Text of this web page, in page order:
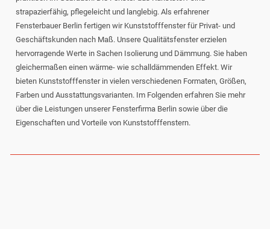
strapazierfähig, pflegeleicht und langlebig. Als erfahrener
Fensterbauer Berlin fertigen wir Kunststofffenster für Privat- und
Geschäftskunden nach Maß. Unsere Qualitätsfenster erzielen
hervorragende Werte in Sachen Isolierung und Dämmung. Sie haben
gleichermaßen einen wärme- wie schalldämmenden Effekt. Wir
bieten Kunststofffenster in vielen verschiedenen Formaten, Größen,
Farben und Ausstattungsvarianten. Im Folgenden erfahren Sie mehr
über die Leistungen unserer Fensterfirma Berlin sowie über die
Eigenschaften und Vorteile von Kunststofffenstern.